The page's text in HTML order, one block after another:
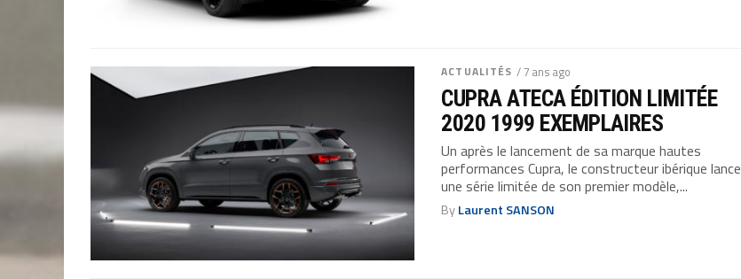
ACTUALITÉS / 7 ans ago
CUPRA ATECA ÉDITION LIMITÉE
2020 1999 EXEMPLAIRES
Un après le lancement de sa marque hautes
performances Cupra, le constructeur ibérique lance
une série limitée de son premier modèle,...
ByLaurent SANSON